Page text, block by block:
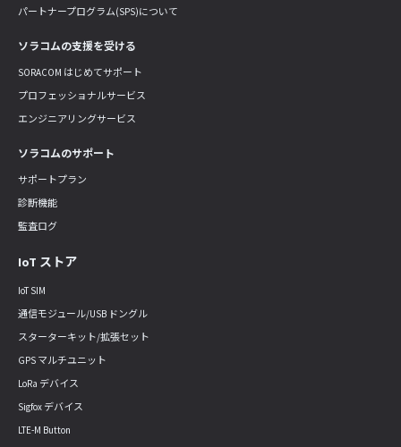
パートナープログラム(SPS)について
ソラコムの支援を受ける
SORACOM はじめてサポート
プロフェッショナルサービス
エンジニアリングサービス
ソラコムのサポート
サポートプラン
診断機能
監査ログ
IoT ストア
IoT SIM
通信モジュール/USB ドングル
スターターキット/拡張セット
GPS マルチユニット
LoRa デバイス
Sigfox デバイス
LTE-M Button